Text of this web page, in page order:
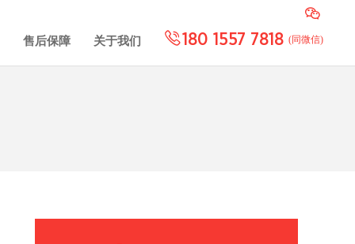
售后保障 关于我们 180 1557 7818 (同微信)